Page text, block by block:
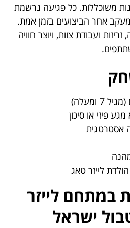
משוכללות. כל פגיעה נרשמת
אחר הביצועים בזמן אמת.
ועבודת צוות, ויוצר חוויה
ומעלה)
פיזי או סיכון
אסטרטגית
לייזר טאג
במתחם לייזר
ישראל